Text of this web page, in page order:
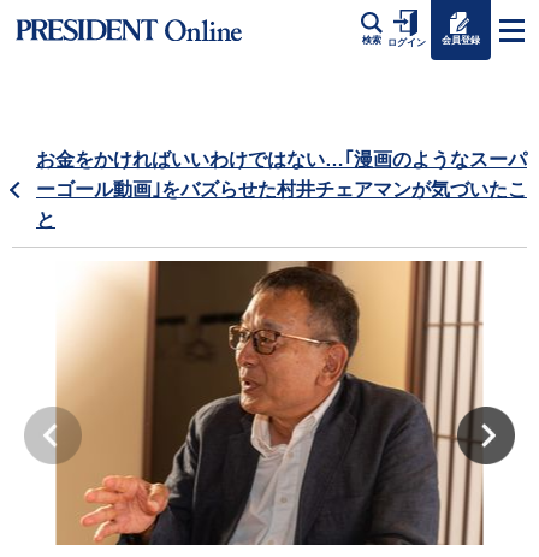
検索 ログイン 会員登録
お金をかければいいわけではない…｢漫画のようなスーパ
ーゴール動画｣をバズらせた村井チェアマンが気づいたこ
と